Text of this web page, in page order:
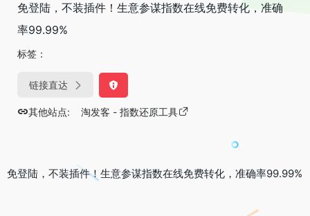
免登陆，不装插件！生意参谋指数在线免费转化，准确
率99.99%
标签：
链接直达
其他站点: 淘发客 - 指数还原工具
免登陆，不装插件！生意参谋指数在线免费转化，准确率99.99%